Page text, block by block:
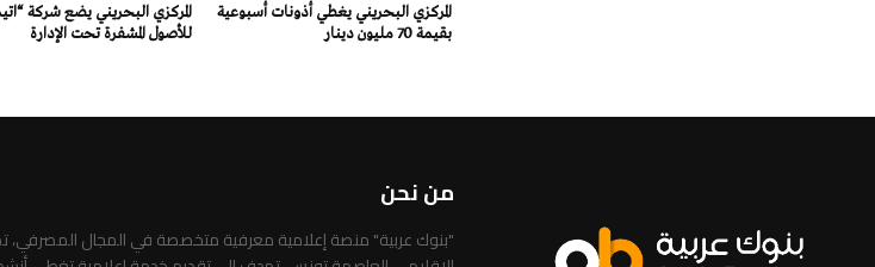
المركزي البحريني يغطي أذونات أسبوعية
بقيمة 70 مليون دينار
المركزي البحريني يضع شركة
للأصول المشفرة تحت الإدارة
من نحن
"بنوك عربية" منصة إعلامية معرفية متخصصة في المجال المصرفي،